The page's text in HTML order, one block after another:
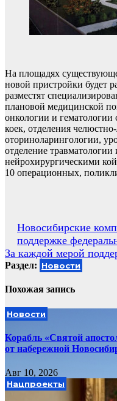
На площадях
новой пристройки будет
разместят
плановой медицинской
онкологии и гематологии
коек, отделения
оториноларингологии,
отделение травматологии
нейрохирургическими
10 операционных,
Навигация
по
записям
Новосибирские
поддержке
За каждой мерой
Раздел: Новости
Похожая запись
Новости
Корабль «Святой
от набережной
Авг 10, 2026
Нацпроекты